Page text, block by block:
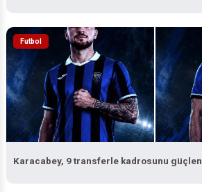
Futbol
Karacabey, 9 transferle kadrosunu